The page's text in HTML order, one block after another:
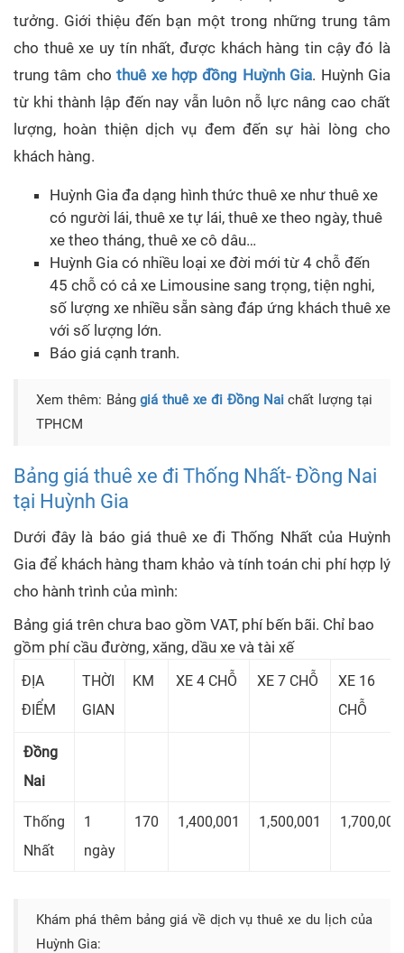
tưởng. Giới thiệu đến bạn một trong những trung tâm
cho thuê xe uy tín nhất, được khách hàng tin cậy đó là
trung tâm chothuê xe hợp đồng Huỳnh Gia. Huỳnh Gia
từ khi thành lập đến nay vẫn luôn nỗ lực nâng cao chất
lượng, hoàn thiện dịch vụ đem đến sự hài lòng cho
khách hàng.
Huỳnh Gia đa dạng hình thức thuê xe như thuê xe
có người lái, thuê xe tự lái, thuê xe theo ngày, thuê
xe theo tháng, thuê xe cô dâu…
Huỳnh Gia có nhiều loại xe đời mới từ 4 chỗ đến
45 chỗ có cả xe Limousine sang trọng, tiện nghi,
số lượng xe nhiều sẵn sàng đáp ứng khách thuê xe
với số lượng lớn.
Báo giá cạnh tranh.
Xem thêm: Bảnggiá thuê xe đi Đồng Naichất lượng tại
TPHCM
Bảng giá thuê xe đi Thống Nhất- Đồng Nai
tại Huỳnh Gia
Dưới đây là báo giá thuê xe đi Thống Nhất của Huỳnh
Gia để khách hàng tham khảo và tính toán chi phí hợp lý
cho hành trình của mình:
Bảng giá trên chưa bao gồm VAT, phí bến bãi. Chỉ bao
gồm phí cầu đường, xăng, dầu xe và tài xế
ĐỊA
ĐIỂM
THỜI
GIAN
KM XE 4 CHỖ XE 7 CHỖ
XE 16
CHỖ
Đồng
Nai
Thống
Nhất
1
ngày
170 1,400,001 1,500,001 1,700,001
Khám phá thêm bảng giá về dịch vụ thuê xe du lịch của
Huỳnh Gia: